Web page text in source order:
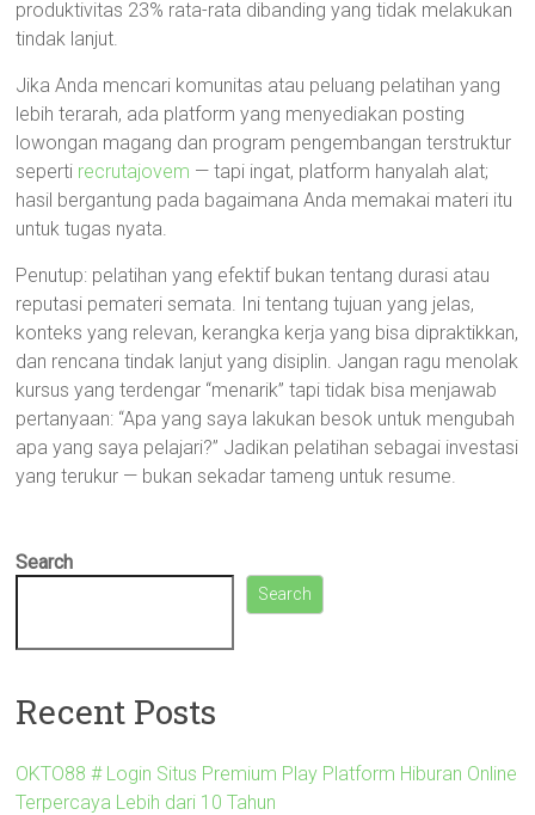
produktivitas 23% rata-rata dibanding yang tidak melakukan
tindak lanjut.
Jika Anda mencari komunitas atau peluang pelatihan yang
lebih terarah, ada platform yang menyediakan posting
lowongan magang dan program pengembangan terstruktur
seperti recrutajovem — tapi ingat, platform hanyalah alat;
hasil bergantung pada bagaimana Anda memakai materi itu
untuk tugas nyata.
Penutup: pelatihan yang efektif bukan tentang durasi atau
reputasi pemateri semata. Ini tentang tujuan yang jelas,
konteks yang relevan, kerangka kerja yang bisa dipraktikkan,
dan rencana tindak lanjut yang disiplin. Jangan ragu menolak
kursus yang terdengar “menarik” tapi tidak bisa menjawab
pertanyaan: “Apa yang saya lakukan besok untuk mengubah
apa yang saya pelajari?” Jadikan pelatihan sebagai investasi
yang terukur — bukan sekadar tameng untuk resume.
Search
Search
Recent Posts
OKTO88 # Login Situs Premium Play Platform Hiburan Online
Terpercaya Lebih dari 10 Tahun